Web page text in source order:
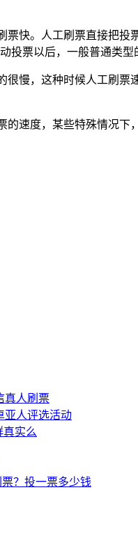
快。人工刷票直接把
投票以后，一般普通类
慢，这种时候人工刷
速度，某些特殊情况下
真人刷票
亚人评选活动
真实么
？投一票多少钱